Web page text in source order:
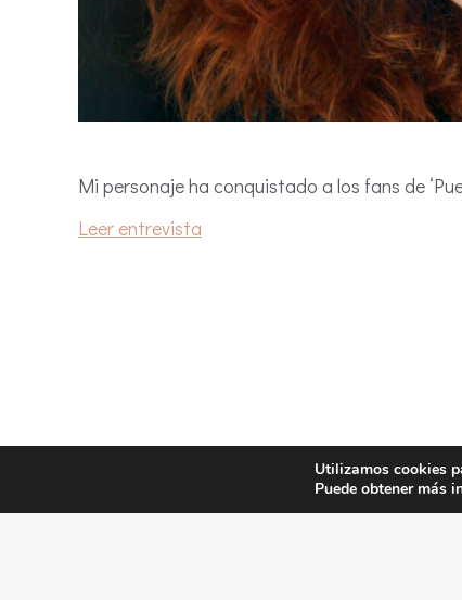
Mi personaje ha conquistado a los fans de
Leer entrevista
Utilizamos cookies
Puede obtener más